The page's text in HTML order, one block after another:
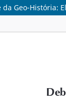
Geo-História: